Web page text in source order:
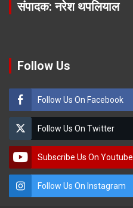
संपादक: नरेश थपलियाल
Follow Us
Follow Us On Facebook
Follow Us On Twitter
Subscribe Us On Youtube
Follow Us On Instagram